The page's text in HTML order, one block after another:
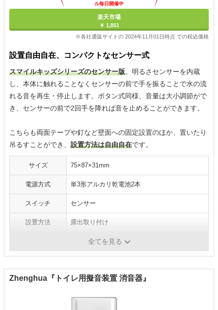
ル毎日開催中
楽天市場
￥ 1,851
※各社通販サイトの 2024年11月01日時点 での税込価格
設置自由自在、コンパクトなセンサー式
スマイルキッズシリーズのセンサー版。明るさセンサーを内蔵
し、本体に触れることなくセンサーの前で手を振ることで水の流
れる音を再生・停止します。ボタン式同様、音量は大小調節がで
き、センサーの前で2回手を降れば音を止めることができます。
こちらも両面テープや釘など壁面への固定設置のほか、置いたり
吊るすことができ、 設置方法は自由自在です。
サイズ 75×87×31mm
電源方式 単3形アルカリ乾電池2本
スイッチ センサー
設置方法 露出取り付け
トイレの水を流す音
全てを見る
Zhenghua『トイレ用擬音装置 消音器』